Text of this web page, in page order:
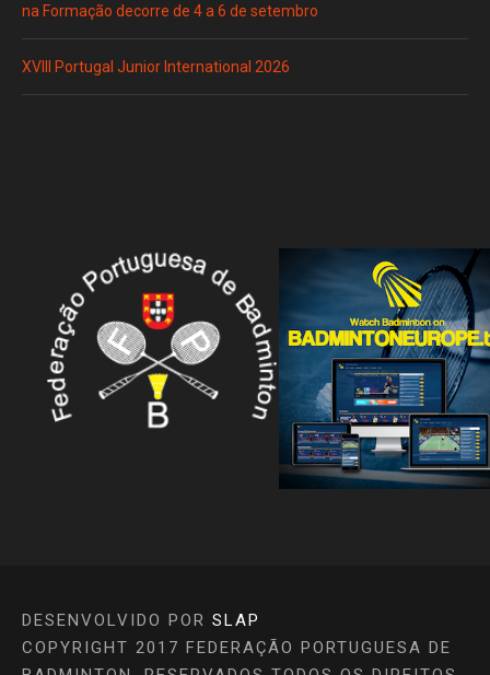
na Formação decorre de 4 a 6 de setembro
XVIII Portugal Junior International 2026
DESENVOLVIDO POR SLAP
COPYRIGHT 2017 FEDERAÇÃO PORTUGUESA DE